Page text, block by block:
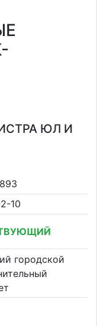
ЮЛ И
10
городской